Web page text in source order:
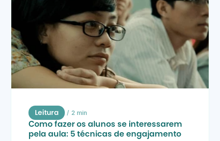
Leitura / 2 min
Como fazer os alunos se interessarem
pela aula: 5 técnicas de engajamento